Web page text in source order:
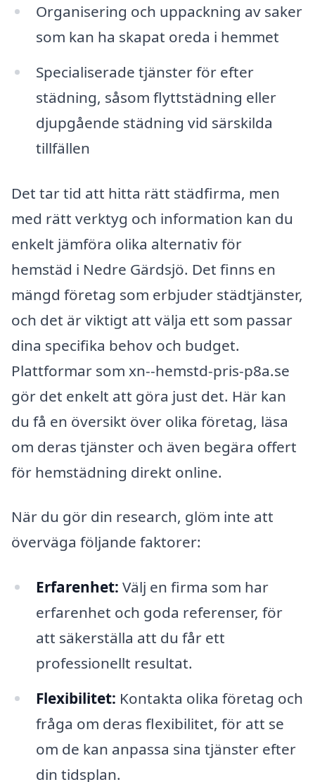
Organisering och uppackning av saker
som kan ha skapat oreda i hemmet
Specialiserade tjänster för efter
städning, såsom flyttstädning eller
djupgående städning vid särskilda
tillfällen
Det tar tid att hitta rätt städfirma, men
med rätt verktyg och information kan du
enkelt jämföra olika alternativ för
hemstäd i Nedre Gärdsjö. Det finns en
mängd företag som erbjuder städtjänster,
och det är viktigt att välja ett som passar
dina specifika behov och budget.
Plattformar som xn--hemstd-pris-p8a.se
gör det enkelt att göra just det. Här kan
du få en översikt över olika företag, läsa
om deras tjänster och även begära offert
för hemstädning direkt online.
När du gör din research, glöm inte att
överväga följande faktorer:
Erfarenhet: Välj en firma som har
erfarenhet och goda referenser, för
att säkerställa att du får ett
professionellt resultat.
Flexibilitet: Kontakta olika företag och
fråga om deras flexibilitet, för att se
om de kan anpassa sina tjänster efter
din tidsplan.